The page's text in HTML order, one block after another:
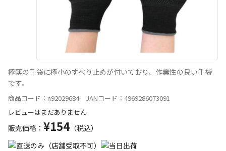
極薄の手袋に極小のすべり止めが付いており、作業性の良い手袋
です。
商品コード：n92029684 JANコード：4969286073091
レビューはまだありません
販売価格： ¥154 （税込）